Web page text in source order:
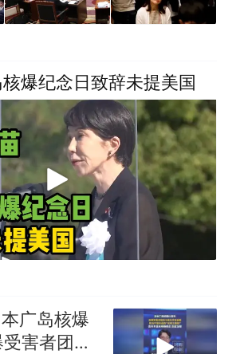
爆纪念日致辞未提美国
广岛核爆
害者团体